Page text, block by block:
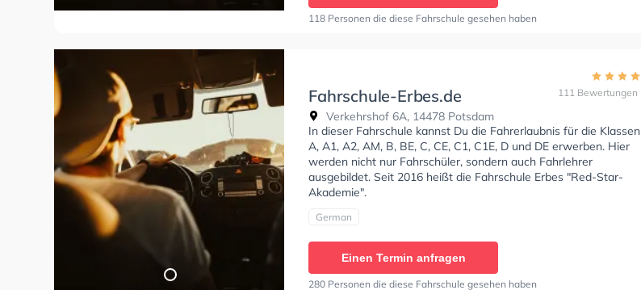
118 Personen die diese Fahrschule gesehen haben
Fahrschule-Erbes.de
Verkehrshof 6A, 14478 Potsdam
111 Bewertungen
In dieser Fahrschule kannst Du die Fahrerlaubnis für die Klassen
A, A1, A2, AM, B, BE, C, CE, C1, C1E, D und DE erwerben. Hier
werden nicht nur Fahrschüler, sondern auch Fahrlehrer
ausgebildet. Seit 2016 heißt die Fahrschule Erbes "Red-Star-
Akademie".
German
Einen Termin anfragen
280 Personen die diese Fahrschule gesehen haben